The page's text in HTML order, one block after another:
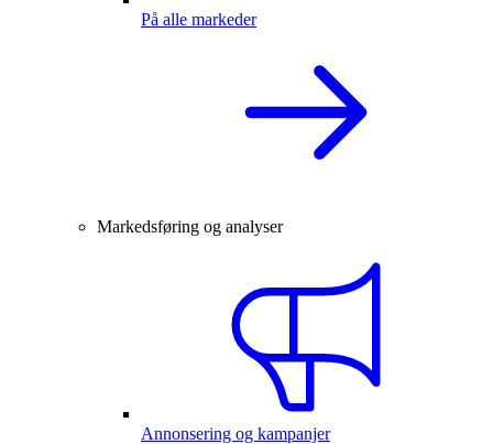
På alle markeder
Markedsføring og analyser
Annonsering og kampanjer